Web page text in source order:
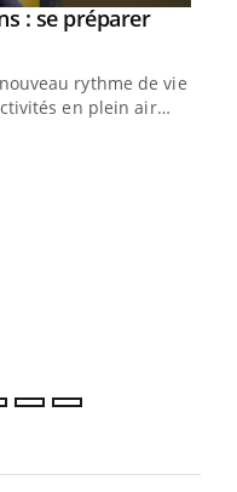
: se préparer
rythme de vie !
en plein air…